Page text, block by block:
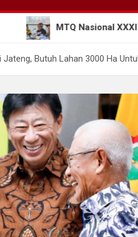
Nasional XXXI 2026 di
Butuh Lahan 3000 Ha